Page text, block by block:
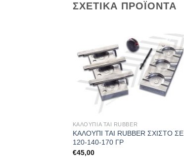
ΣΧΕΤΙΚΆ ΠΡΟΪΌΝΤΑ
ΚΑΛΟΥΠΙΑ TAI RUBBER
ΚΑΛΟΥΠΙ TAI RUBBER ΣΧΙΣΤΟ ΣΕ
120-140-170 ΓΡ
€45,00